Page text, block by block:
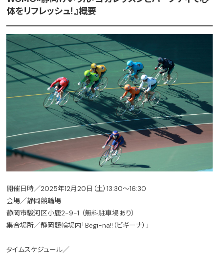
体をリフレッシュ！』概要
開催日時／2025年12月20日（土）13:30～16:30
会場／静岡競輪場
静岡市駿河区小鹿2-9-1 （無料駐車場あり）
集合場所／静岡競輪場内「Begi-na!!（ビギーナ）」
タイムスケジュール／